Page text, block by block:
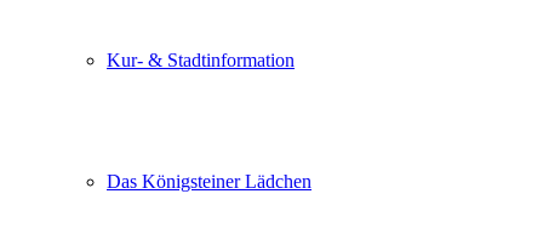
Kur- & Stadtinformation
Das Königsteiner Lädchen